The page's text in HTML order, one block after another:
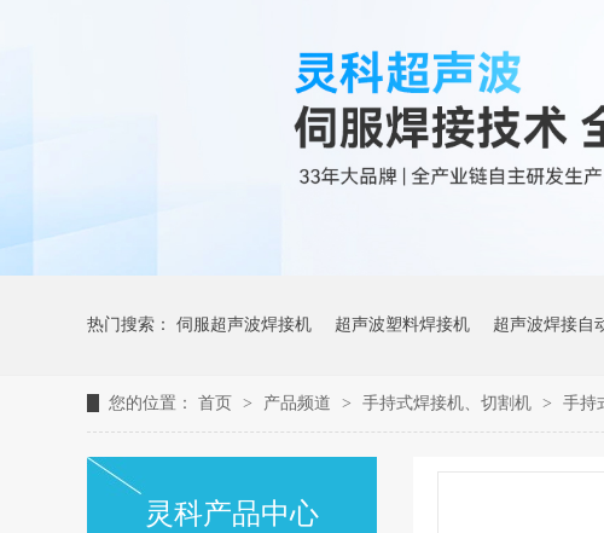
热门搜索： 伺服超声波焊接机 超声波塑料焊接机 超声波焊接自
您的位置： 首页 > 产品频道 > 手持式焊接机、切割机 > 手持
灵科产品中心